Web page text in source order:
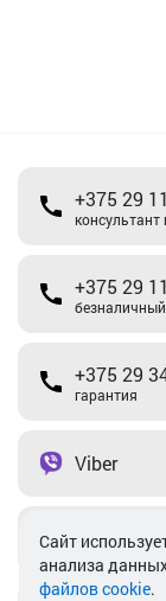
+375 29
консультант
+375 29
+375 29
гарантия
Viber
Telegram
Cайт
анализа
файлов cookie.